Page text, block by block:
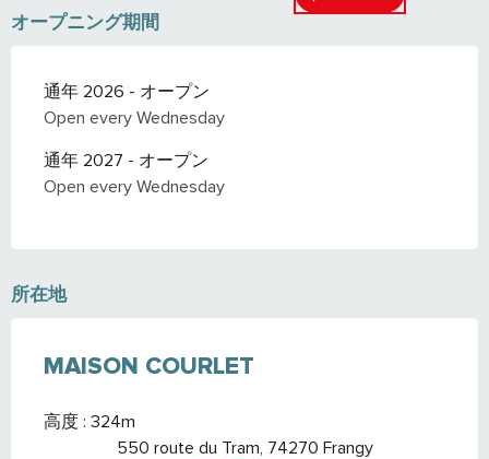
オープニング期間
通年 2026 - オープン
Open every Wednesday
通年 2027 - オープン
Open every Wednesday
所在地
MAISON COURLET
高度 : 324m
550 route du Tram, 74270 Frangy